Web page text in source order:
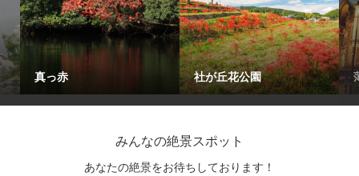
真っ赤 社が丘花公園
みんなの絶景スポット
あなたの絶景をお待ちしております！